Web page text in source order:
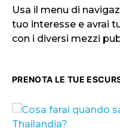
Usa il menu di
tuo interesse e avrai
con i diversi mezzi
PRENOTA LE TUE